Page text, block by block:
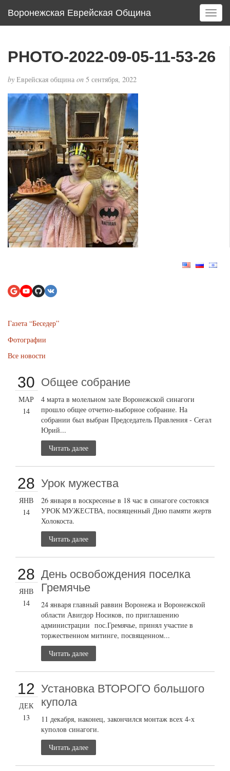
Воронежская Еврейская Община
T
o
l
PHOTO-2022-09-05-11-53-26
by Еврейская община on 5 сентября, 2022
Газета “Беседер”
Фотографии
Все новости
30
МАР
14
Общее собрание
4 марта в молельном зале Воронежской синагоги
прошло общее отчетно-выборное собрание. На
собрании был выбран Председатель Правления - Сегал
Юрий...
Читать далее
28
ЯНВ
14
Урок мужества
26 января в воскресенье в 18 час в синагоге состоялся
УРОК МУЖЕСТВА, посвященный Дню памяти жертв
Холокоста.
Читать далее
28
ЯНВ
14
День освобождения поселка
Гремячье
24 января главный раввин Воронежа и Воронежской
области Авигдор Носиков, по приглашению
администрации пос.Гремячье, принял участие в
торжественном митинге, посвященном...
Читать далее
12
ДЕК
13
Установка ВТОРОГО большого
купола
11 декабря, наконец, закончился монтаж всех 4-х
куполов синагоги.
Читать далее